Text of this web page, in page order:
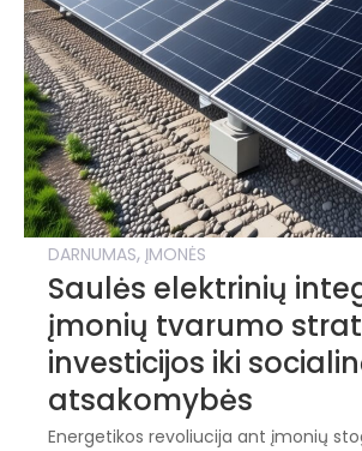
DARNUMAS,ĮMONĖS
Saulės elektrinių
įmonių tvarumo
investicijos iki
atsakomybės
Energetikos revoliucija ant įmonių